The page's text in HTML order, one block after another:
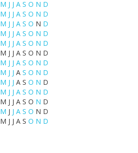
M J J A S O N D
M J J A S O N D
M J J A S O N D
M J J A S O N D
M J J A S O N D
M J J A S O N D
M J J A S O N D
M J J A S O N D
M J J A S O N D
M J J A S O N D
M J J A S O N D
M J J A S O N D
M J J A S O N D